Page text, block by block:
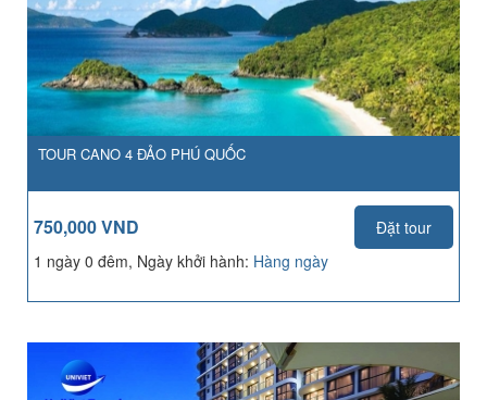
TOUR CANO 4 ĐẢO PHÚ QUỐC
750,000 VND
Đặt tour
1 ngày 0 đêm, Ngày khởi hành: Hàng ngày